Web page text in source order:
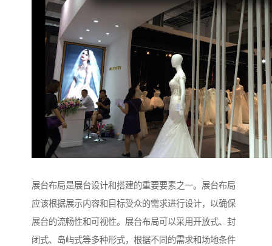
展台布局是展台设计和搭建的重要要素之一。展台布局
应该根据展示内容和目标受众的需求进行设计，以确保
展台的流畅性和可视性。展台布局可以采用开放式、封
闭式、岛屿式等多种形式，根据不同的需求和场地条件